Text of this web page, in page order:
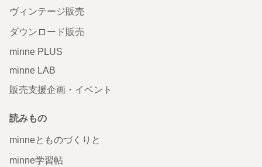
ヴィンテージ販売
ダウンロード販売
minne PLUS
minne LAB
販売支援企画・イベント
読みもの
minneとものづくりと
minne学習帖